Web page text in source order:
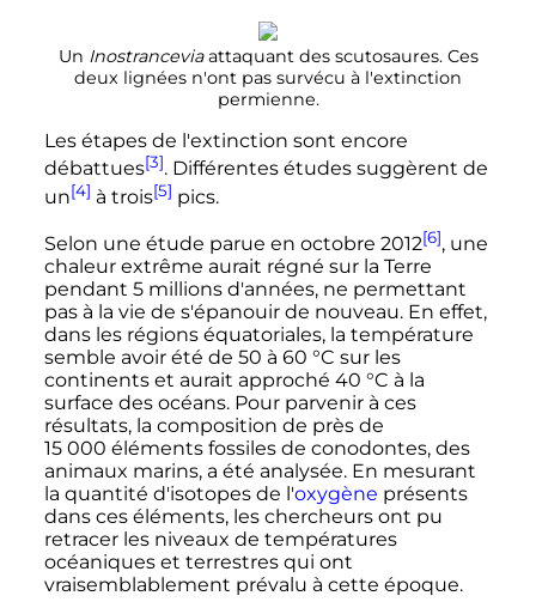
Un Inostranceviaattaquant des scutosaures. Ces
deux lignées n'ont pas survécu à l'extinction
permienne.
Les étapes de l'extinction sont encore
débattues[3]. Différentes études suggèrent de
un[4] à trois[5] pics.
Selon une étude parue en octobre 2012[6], une
chaleur extrême aurait régné sur la Terre
pendant 5 millionsd'années, ne permettant
pas à la vie de s'épanouir de nouveau. En effet,
dans les régions équatoriales, la température
semble avoir été de 50 à 60 °C sur les
continents et aurait approché 40 °C à la
surface des océans. Pour parvenir à ces
résultats, la composition de près de
15 000 élémentsfossiles de conodontes, des
animaux marins, a été analysée. En mesurant
la quantité d'isotopes de l'oxygène présents
dans ces éléments, les chercheurs ont pu
retracer les niveaux de températures
océaniques et terrestres qui ont
vraisemblablement prévalu à cette époque.